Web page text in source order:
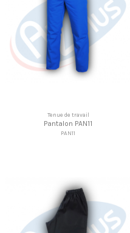
Tenue de travail
Pantalon PAN11
PAN11